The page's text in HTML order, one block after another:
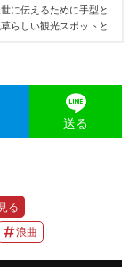
に伝えるために手型と
らしい観光スポットと
送る
見る
浪曲